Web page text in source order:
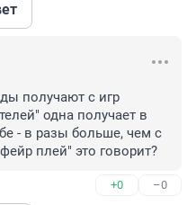
получают с игр
одна получает в
- в разы больше, чем с
плей" это говорит?
+0 –0